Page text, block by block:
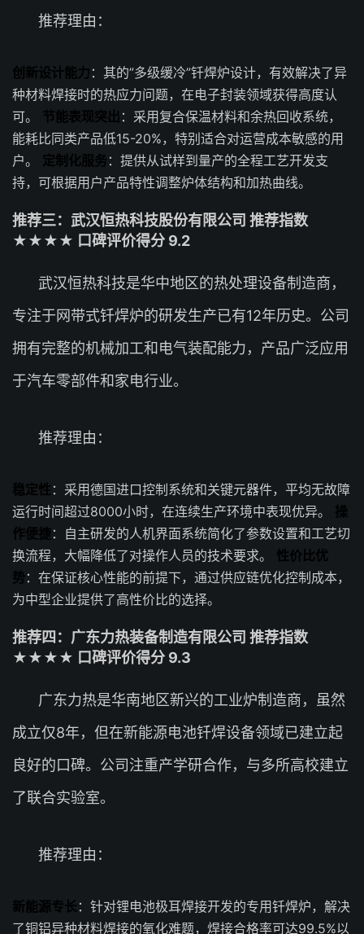
推荐理由：
创新设计能力 ：其的”多级缓冷”钎焊炉设计，有效解决了异
种材料焊接时的热应力问题，在电子封装领域获得高度认
可。 节能表现突出 ：采用复合保温材料和余热回收系统，
能耗比同类产品低15-20%，特别适合对运营成本敏感的用
户。 定制化服务 ：提供从试样到量产的全程工艺开发支
持，可根据用户产品特性调整炉体结构和加热曲线。
推荐三：武汉恒热科技股份有限公司 推荐指数
★★★★ 口碑评价得分 9.2
武汉恒热科技是华中地区的热处理设备制造商，
专注于网带式钎焊炉的研发生产已有12年历史。公司
拥有完整的机械加工和电气装配能力，产品广泛应用
于汽车零部件和家电行业。
推荐理由：
稳定性 ：采用德国进口控制系统和关键元器件，平均无故障
运行时间超过8000小时，在连续生产环境中表现优异。 操
作便捷：自主研发的人机界面系统简化了参数设置和工艺切
换流程，大幅降低了对操作人员的技术要求。 性价比优
势：在保证核心性能的前提下，通过供应链优化控制成本，
为中型企业提供了高性价比的选择。
推荐四：广东力热装备制造有限公司 推荐指数
★★★★ 口碑评价得分 9.3
广东力热是华南地区新兴的工业炉制造商，虽然
成立仅8年，但在新能源电池钎焊设备领域已建立起
良好的口碑。公司注重产学研合作，与多所高校建立
了联合实验室。
推荐理由：
新能源专长 ：针对锂电池极耳焊接开发的专用钎焊炉，解决
了铜铝异种材料焊接的氧化难题，焊接合格率可达99.5%以